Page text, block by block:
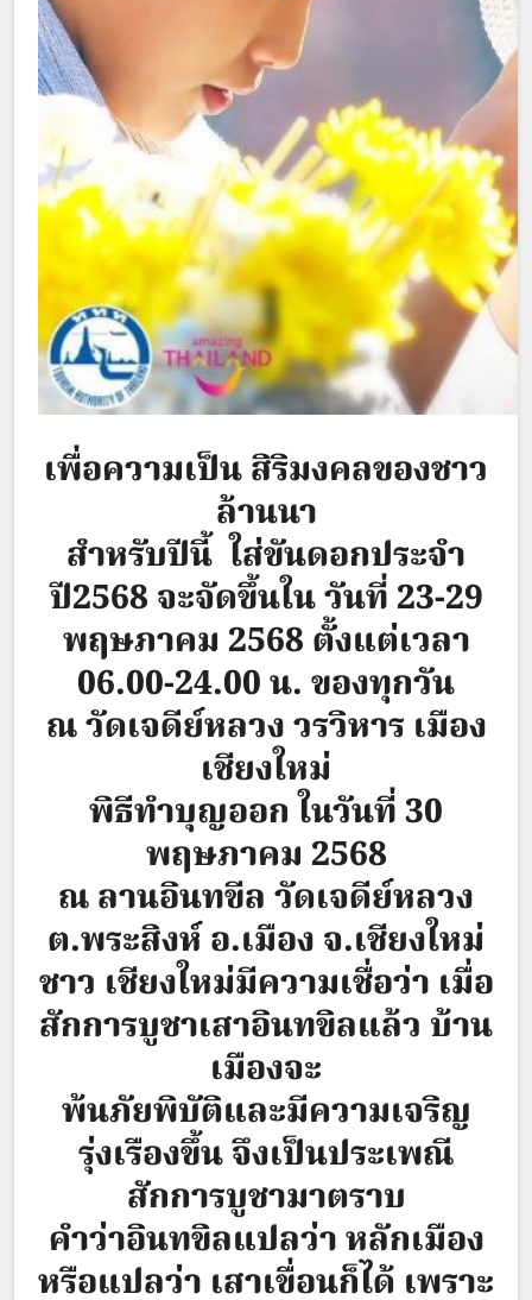
เพื่อความเป็น สิริมงคลของชาว
ล้านนา
สำหรับปีนี้ ใส่ขันดอกประจำ
ปี2568 จะจัดขึ้นใน วันที่ 23-29
พฤษภาคม 2568 ตั้งแต่เวลา
06.00-24.00 น. ของทุกวัน
ณ วัดเจดีย์หลวง วรวิหาร เมือง
เชียงใหม่
พิธีทำบุญออก ในวันที่ 30
พฤษภาคม 2568
ณ ลานอินทขีล วัดเจดีย์หลวง
ต.พระสิงห์ อ.เมือง จ.เชียงใหม่
ชาว เชียงใหม่มีความเชื่อว่า เมื่อ
สักการบูชาเสาอินทขิลแล้ว บ้าน
เมืองจะ
พ้นภัยพิบัติและมีความเจริญ
รุ่งเรืองขึ้น จึงเป็นประเพณี
สักการบูชามาตราบ
คำว่าอินทขิลแปลว่า หลักเมือง
หรือแปลว่า เสาเขื่อนก็ได้ เพราะ